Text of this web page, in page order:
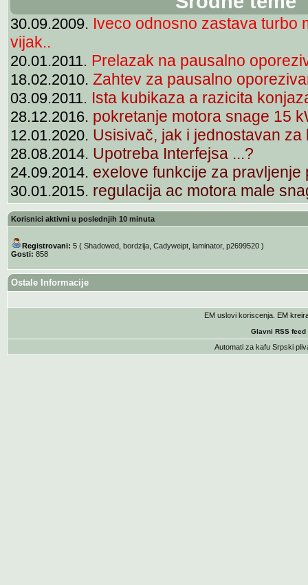
30.09.2009. Iveco odnosno zastava turbo
vijak..
20.01.2011. Prelazak na pausalno
18.02.2010. Zahtev za pausalno
03.09.2011. Ista kubikaza a razicita
28.12.2016. pokretanje motora snage 15
12.01.2020. Usisivač, jak i jednostavan za
28.08.2014. Upotreba Interfejsa ...?
24.09.2014. exelove funkcije za pravljenje
30.01.2015. regulacija ac motora male
Korisnici aktivni u poslednjih 10 minuta
Registrovani: 5 ( Shadowed bordzija, Cadyweipt, laminator, p2699520)
Gosti: 858
Ostale Informacije
EM uslovi koriscenja . EM
Glavni RSS feed
Automati za kafu Srpski